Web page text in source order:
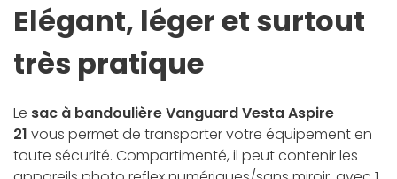
Elégant, léger et surtout
très pratique
Le sac à bandoulière Vanguard Vesta Aspire
21 vous permet de transporter votre équipement en
toute sécurité. Compartimenté, il peut contenir les